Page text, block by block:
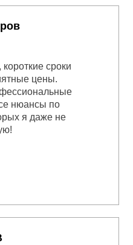
сроки
цены.
нюансы по
я даже не